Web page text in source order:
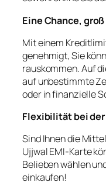
Eine Chance,
Mit einem
genehmigt, Sie
rauskommen. Auf
auf unbestimmte
oder in finanzielle
Flexibilität bei
Sind Ihnen die
Ujjwal EMI-Karte
Belieben wählen
einkaufen!